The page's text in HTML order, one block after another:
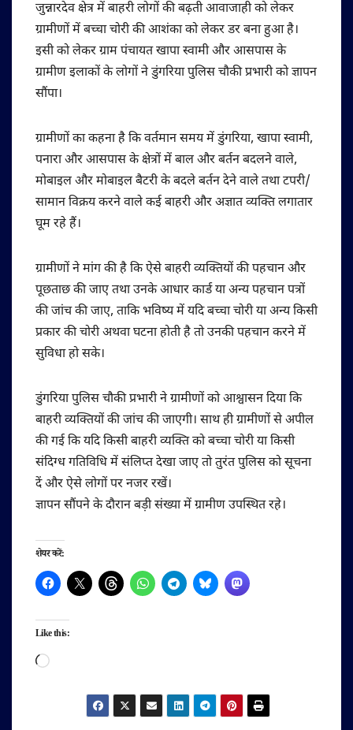
जुन्नारदेव क्षेत्र में बाहरी लोगों की बढ़ती आवाजाही को लेकर
ग्रामीणों में बच्चा चोरी की आशंका को लेकर डर बना हुआ है।
इसी को लेकर ग्राम पंचायत खापा स्वामी और आसपास के
ग्रामीण इलाकों के लोगों ने डुंगरिया पुलिस चौकी प्रभारी को ज्ञापन
सौंपा।
ग्रामीणों का कहना है कि वर्तमान समय में डुंगरिया, खापा स्वामी,
पनारा और आसपास के क्षेत्रों में बाल और बर्तन बदलने वाले,
मोबाइल और मोबाइल बैटरी के बदले बर्तन देने वाले तथा टपरी/
सामान विक्रय करने वाले कई बाहरी और अज्ञात व्यक्ति लगातार
घूम रहे हैं।
ग्रामीणों ने मांग की है कि ऐसे बाहरी व्यक्तियों की पहचान और
पूछताछ की जाए तथा उनके आधार कार्ड या अन्य पहचान पत्रों
की जांच की जाए, ताकि भविष्य में यदि बच्चा चोरी या अन्य किसी
प्रकार की चोरी अथवा घटना होती है तो उनकी पहचान करने में
सुविधा हो सके।
डुंगरिया पुलिस चौकी प्रभारी ने ग्रामीणों को आश्वासन दिया कि
बाहरी व्यक्तियों की जांच की जाएगी। साथ ही ग्रामीणों से अपील
की गई कि यदि किसी बाहरी व्यक्ति को बच्चा चोरी या किसी
संदिग्ध गतिविधि में संलिप्त देखा जाए तो तुरंत पुलिस को सूचना
दें और ऐसे लोगों पर नजर रखें।
ज्ञापन सौंपने के दौरान बड़ी संख्या में ग्रामीण उपस्थित रहे।
शेयर करें:
Like this:
Loading…